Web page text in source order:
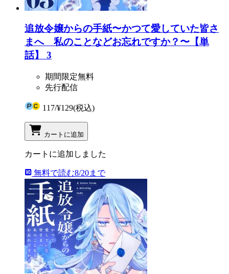
追放令嬢からの手紙〜かつて愛していた皆さ
まへ 私のことなどお忘れですか？〜【単
話】 3
期間限定無料
先行配信
117/¥129(税込)
カートに追加
カートに追加しました
無料で読む8/20まで